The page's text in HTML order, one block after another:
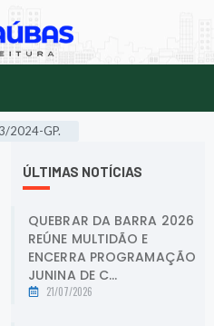
2024-GP.
ÚLTIMAS NOTÍCIAS
QUEBRAR DA BARRA 2026
REÚNE MULTIDÃO E
ENCERRA PROGRAMAÇÃO
JUNINA DE C...
21/07/2026